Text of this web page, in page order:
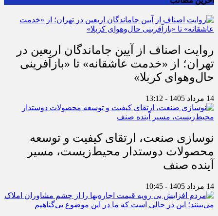
روایت اصناف از آیین جاماندگان اربعین در
تهران؛ از «خدمت عاشقانه» تا «بازآفرینی
حال‌وهوای کربلا»
14 مرداد 1405 - 13:12
نوسازی صنعت، ارتقای کیفیت و توسعه
محصولات دوستدار محیط‌زیست، مسیر
آینده صنف
14 مرداد 1405 - 10:45